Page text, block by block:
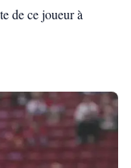
de ce joueur à